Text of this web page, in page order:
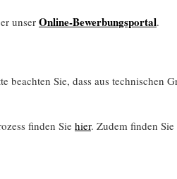
unser Online-Bewerbungsportal.
beachten Sie, dass aus technischen
finden Sie hier. Zudem finden